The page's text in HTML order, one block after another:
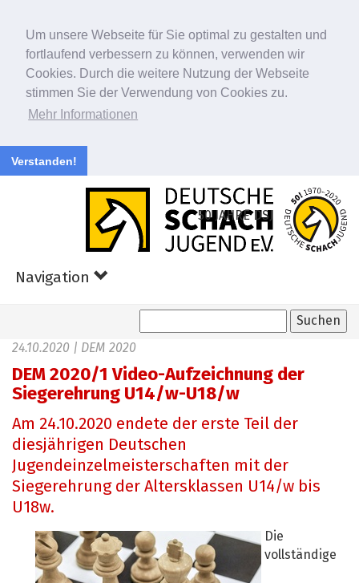
Um unsere Webseite für Sie optimal zu gestalten und
fortlaufend verbessern zu können, verwenden wir
Cookies. Durch die weitere Nutzung der Webseite
stimmen Sie der Verwendung von Cookies zu.
Mehr Informationen
Verstanden!
Navigation
50 JAHRE DSJ
24.10.2020 | DEM 2020
DEM 2020/1 Video-Aufzeichnung der
Siegerehrung U14/w-U18/w
Am 24.10.2020 endete der erste Teil der
diesjährigen Deutschen
Jugendeinzelmeisterschaften mit der
Siegerehrung der Altersklassen U14/w bis
U18w.
Die
vollständige